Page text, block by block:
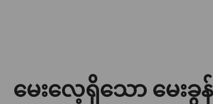
မေးလေ့ရှိသော မေးခွန်